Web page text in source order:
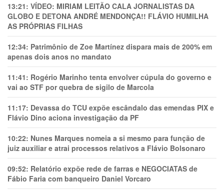
13:21: VÍDEO: MIRIAM LEITÃO CALA JORNALISTAS DA
GLOBO E DETONA ANDRÉ MENDONÇA!! FLÁVIO HUMILHA
AS PRÓPRIAS FILHAS
12:34: Patrimônio de Zoe Martínez dispara mais de 200% em
apenas dois anos no mandato
11:41: Rogério Marinho tenta envolver cúpula do governo e
vai ao STF por quebra de sigilo de Marcola
11:17: Devassa do TCU expõe escândalo das emendas PIX e
Flávio Dino aciona investigação da PF
10:22: Nunes Marques nomeia a si mesmo para função de
juiz auxiliar e atrai processos relativos a Flávio Bolsonaro
09:52: Relatório expõe rede de farras e NEGOCIATAS de
Fábio Faria com banqueiro Daniel Vorcaro